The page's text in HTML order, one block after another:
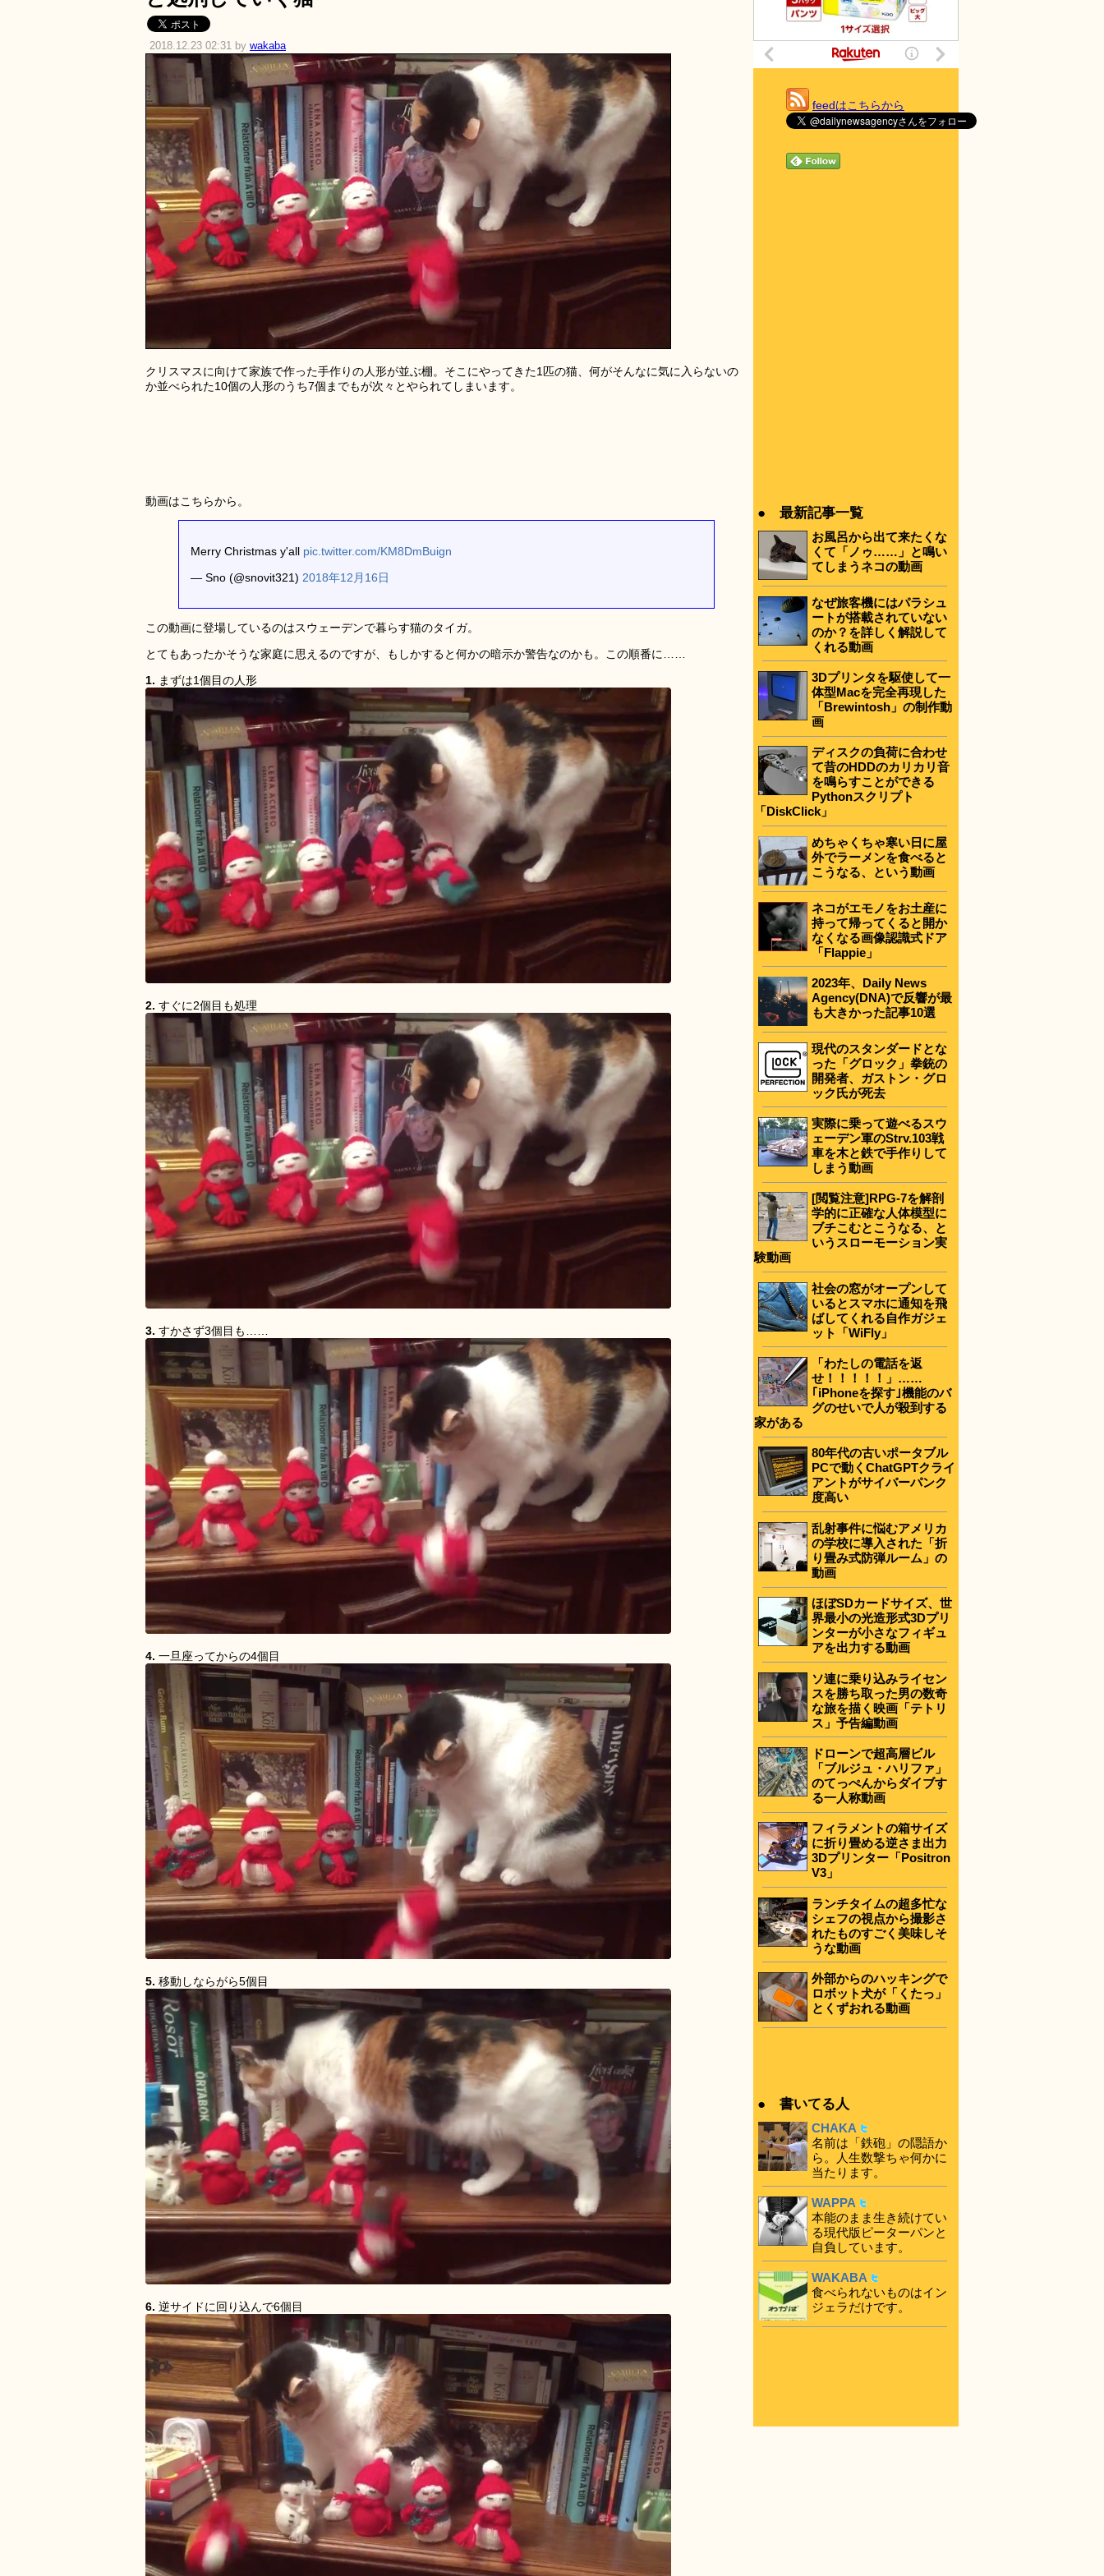
2018.12.23 02:31 by wakaba
クリスマスに向けて家族で作った手作りの人形が並ぶ棚。そこにやってきた1匹の猫、何がそんなに気に入らないの
か並べられた10個の人形のうち7個までもが次々とやられてしまいます。
動画はこちらから。
Merry Christmas y'all pic.twitter.com/KM8DmBuign
— Sno (@snovit321) 2018年12月16日
この動画に登場しているのはスウェーデンで暮らす猫のタイガ。
とてもあったかそうな家庭に思えるのですが、もしかすると何かの暗示か警告なのかも。この順番に……
1. まずは1個目の人形
2. すぐに2個目も処理
3. すかさず3個目も……
4. 一旦座ってからの4個目
5. 移動しならがら5個目
6. 逆サイドに回り込んで6個目
feedはこちらから
● 最新記事一覧
お風呂から出て来たくな
くて「ノゥ……」と鳴い
てしまうネコの動画
なぜ旅客機にはパラシュ
ートが搭載されていない
のか？を詳しく解説して
くれる動画
3Dプリンタを駆使して一
体型Macを完全再現した
「Brewintosh」の制作動
画
ディスクの負荷に合わせ
て昔のHDDのカリカリ音
を鳴らすことができる
Pythonスクリプト
「DiskClick」
めちゃくちゃ寒い日に屋
外でラーメンを食べると
こうなる、という動画
ネコがエモノをお土産に
持って帰ってくると開か
なくなる画像認識式ドア
「Flappie」
2023年、Daily News
Agency(DNA)で反響が最
も大きかった記事10選
現代のスタンダードとな
った「グロック」拳銃の
開発者、ガストン・グロ
ック氏が死去
実際に乗って遊べるスウ
ェーデン軍のStrv.103戦
車を木と鉄で手作りして
しまう動画
[閲覧注意]RPG-7を解剖
学的に正確な人体模型に
ブチこむとこうなる、と
いうスローモーション実
験動画
社会の窓がオープンして
いるとスマホに通知を飛
ばしてくれる自作ガジェ
ット「WiFly」
「わたしの電話を返
せ！！！！！」……
｢iPhoneを探す｣機能のバ
グのせいで人が殺到する
家がある
80年代の古いポータブル
PCで動くChatGPTクライ
アントがサイバーパンク
度高い
乱射事件に悩むアメリカ
の学校に導入された「折
り畳み式防弾ルーム」の
動画
ほぼSDカードサイズ、世
界最小の光造形式3Dプリ
ンターが小さなフィギュ
アを出力する動画
ソ連に乗り込みライセン
スを勝ち取った男の数奇
な旅を描く映画「テトリ
ス」予告編動画
ドローンで超高層ビル
「ブルジュ・ハリファ」
のてっぺんからダイブす
る一人称動画
フィラメントの箱サイズ
に折り畳める逆さま出力
3Dプリンター「Positron
V3」
ランチタイムの超多忙な
シェフの視点から撮影さ
れたものすごく美味しそ
うな動画
外部からのハッキングで
ロボット犬が「くたっ」
とくずおれる動画
● 書いてる人
CHAKA
名前は「鉄砲」の隠語か
ら。人生数撃ちゃ何かに
当たります。
WAPPA
本能のまま生き続けてい
る現代版ピーターパンと
自負しています。
WAKABA
食べられないものはイン
ジェラだけです。